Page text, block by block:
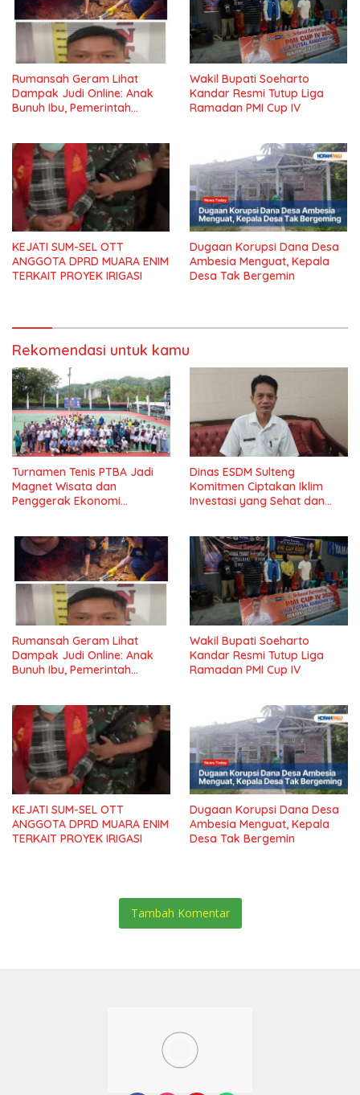
Rumansah Geram Lihat
Dampak Judi Online: Anak
Bunuh Ibu, Pemerintah
Wakil Bupati Soeharto
Kandar Resmi Tutup Liga
Ramadan PMI Cup IV
KEJATI SUM-SEL OTT
ANGGOTA DPRD MUARA ENIM
TERKAIT PROYEK IRIGASI
Dugaan Korupsi Dana Desa
Ambesia Menguat, Kepala
Desa Tak Bergemin
Rekomendasi untuk kamu
Turnamen Tenis PTBA Jadi
Magnet Wisata dan
Penggerak Ekonomi
Dinas ESDM Sulteng
Komitmen Ciptakan Iklim
Investasi yang Sehat dan
Rumansah Geram Lihat
Dampak Judi Online: Anak
Bunuh Ibu, Pemerintah
Wakil Bupati Soeharto
Kandar Resmi Tutup Liga
Ramadan PMI Cup IV
KEJATI SUM-SEL OTT
ANGGOTA DPRD MUARA ENIM
TERKAIT PROYEK IRIGASI
Dugaan Korupsi Dana Desa
Ambesia Menguat, Kepala
Desa Tak Bergemin
Tambah Komentar